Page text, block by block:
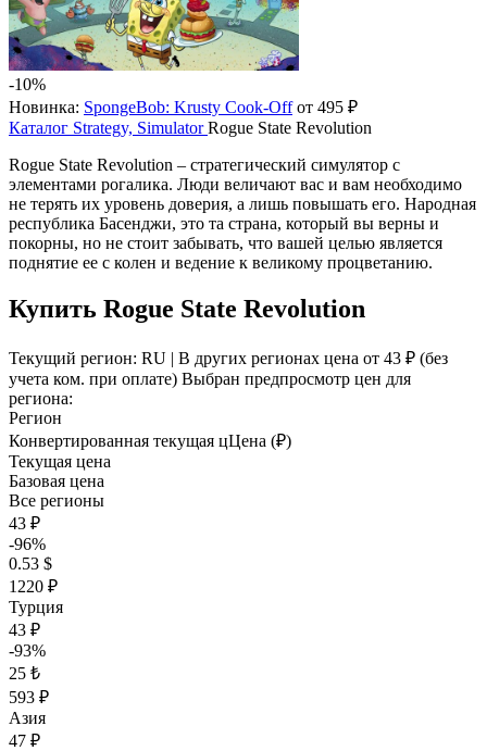
-10%
Новинка: SpongeBob: Krusty Cook-Offот 495 ₽
Каталог Strategy, Simulator Rogue State Revolution
Rogue State Revolution – стратегический симулятор с
элементами рогалика. Люди величают вас и вам необходимо
не терять их уровень доверия, а лишь повышать его. Народная
республика Басенджи, это та страна, который вы верны и
покорны, но не стоит забывать, что вашей целью является
поднятие ее с колен и ведение к великому процветанию.
Купить Rogue State Revolution
Текущий регион: RU | В других регионах цена от 43 ₽ (без
учета ком. при оплате) Выбран предпросмотр цен для
региона:
Регион
Конвертированная текущая цЦена (₽)
Текущая цена
Базовая цена
Все регионы
43 ₽
-96%
0.53 $
1220 ₽
Турция
43 ₽
-93%
25 ₺
593 ₽
Азия
47 ₽